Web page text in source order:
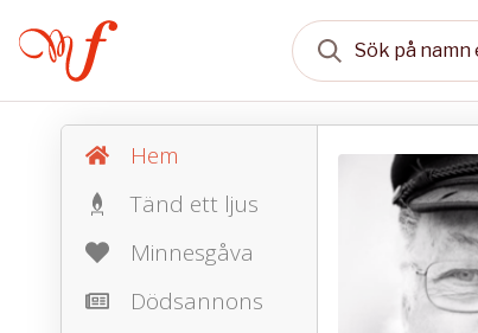
Hem
Tänd ett ljus
Minnesgåva
Dödsannons